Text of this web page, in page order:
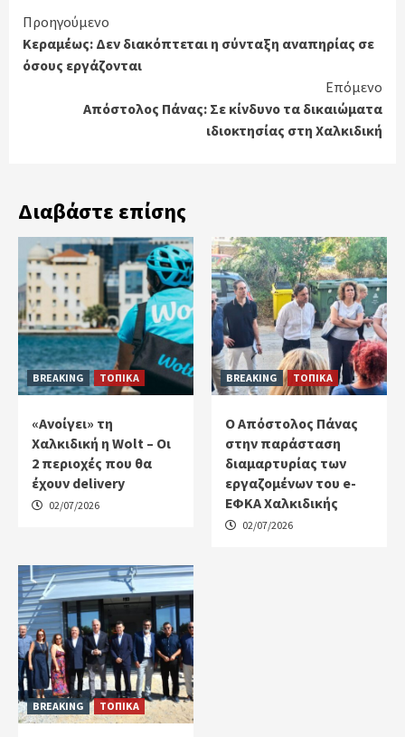
Continue
Reading
Προηγούμενο
Κεραμέως: Δεν διακόπτεται η σύνταξη αναπηρίας σε
όσους εργάζονται
Επόμενο
Απόστολος Πάνας: Σε κίνδυνο τα δικαιώματα
ιδιοκτησίας στη Χαλκιδική
Διαβάστε επίσης
BREAKING ΤΟΠΙΚΑ
«Ανοίγει» τη
Χαλκιδική η Wolt – Οι
2 περιοχές που θα
έχουν delivery
02/07/2026
BREAKING ΤΟΠΙΚΑ
Ο Απόστολος Πάνας
στην παράσταση
διαμαρτυρίας των
εργαζομένων του e-
ΕΦΚΑ Χαλκιδικής
02/07/2026
BREAKING ΤΟΠΙΚΑ